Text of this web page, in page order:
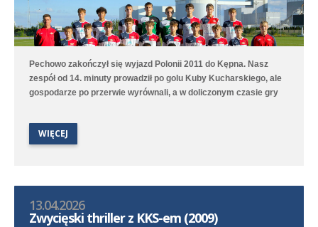
Pechowo zakończył się wyjazd Polonii 2011 do Kępna. Nasz
zespół od 14. minuty prowadził po golu Kuby Kucharskiego, ale
gospodarze po przerwie wyrównali, a w doliczonym czasie gry
Trans II Stare Oborzyska. Hat trickiem w tym meczu popisał się
Jan Marciniak.
WIĘCEJ
13.04.2026
Zwycięski thriller z KKS-em (2009)